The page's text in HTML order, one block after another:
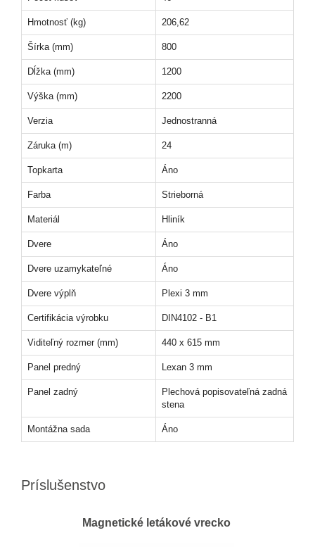
Hmotnosť (kg) 206,62
Šírka (mm) 800
Dĺžka (mm) 1200
Výška (mm) 2200
Verzia Jednostranná
Záruka (m) 24
Topkarta Áno
Farba Strieborná
Materiál Hliník
Dvere Áno
Dvere uzamykateľné Áno
Dvere výplň Plexi 3 mm
Certifikácia výrobku DIN4102 - B1
Viditeľný rozmer (mm) 440 x 615 mm
Panel predný Lexan 3 mm
Panel zadný
Plechová popisovateľná zadná
stena
Montážna sada Áno
Príslušenstvo
Magnetické letákové vrecko